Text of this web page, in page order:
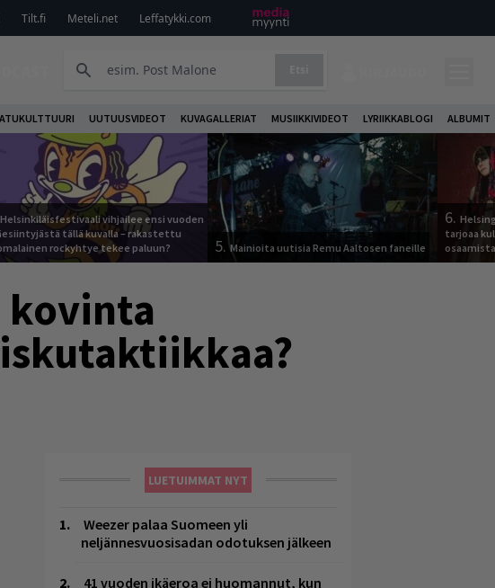
Tilt.fi Meteli.net Leffatykki.com
UUTUUSVIDEOT KUVAGALLERIAT MUSIIKKIVIDEOT LYRIIKKABLOGI ALBUMIT
Helsinkiläisfestivaali vihjailee ensi vuoden
tällä kuvalla – rakastettu
rockyhtye tekee paluun?
5.Mainioita uutisia Remu Aaltosen faneille
6.
tarjoaa
kovinta
LUETUIMMAT NYT
Weezer palaa Suomeen yli
neljännesvuosisadan odotuksen jälkeen
41 vuoden ikäeroa ei huomannut, kun